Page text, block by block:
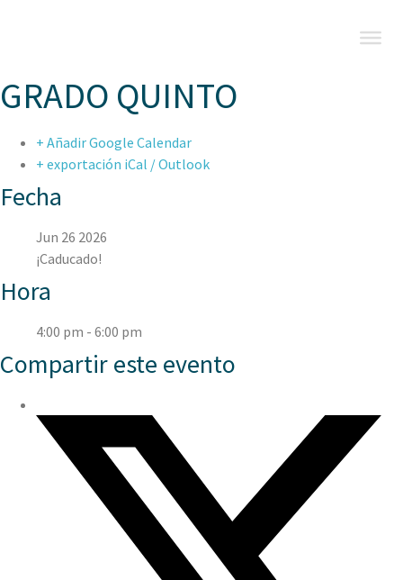
GRADO QUINTO
+ Añadir Google Calendar
+ exportación iCal / Outlook
Fecha
Jun 26 2026
¡Caducado!
Hora
4:00 pm - 6:00 pm
Compartir este evento